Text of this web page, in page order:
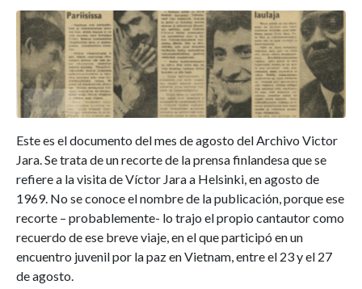
Este es el documento del mes de agosto del Archivo Victor
Jara. Se trata de un recorte de la prensa finlandesa que se
refiere a la visita de Víctor Jara a Helsinki, en agosto de
1969. No se conoce el nombre de la publicación, porque ese
recorte – probablemente- lo trajo el propio cantautor como
recuerdo de ese breve viaje, en el que participó en un
encuentro juvenil por la paz en Vietnam, entre el 23 y el 27
de agosto.